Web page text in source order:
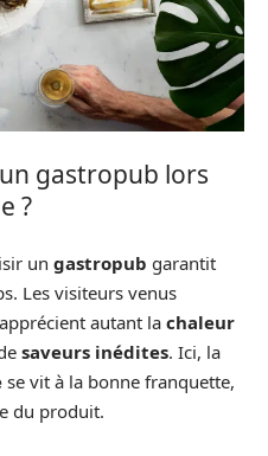
gastropub lors
?
un gastropub garantit
Les visiteurs venus
autant la chaleur
saveurs inédites. Ici, la
se vit à la bonne franquette,
du produit.